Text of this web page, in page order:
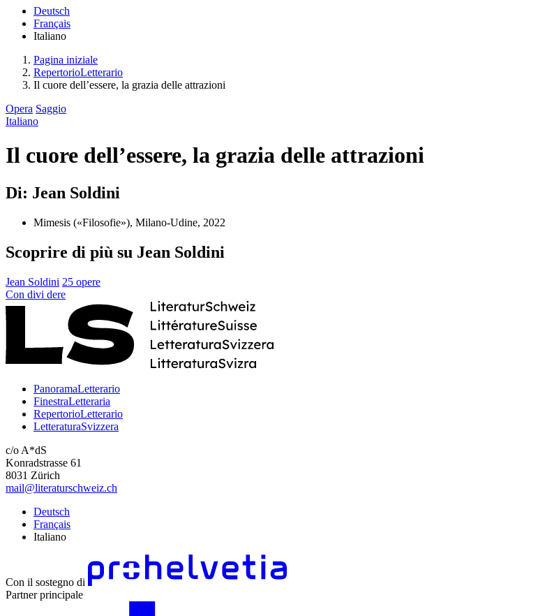
Deutsch
Français
Italiano
Pagina iniziale
RepertorioLetterario
Il cuore dell’essere, la grazia delle attrazioni
Opera Saggio
Italiano
Il cuore dell’essere, la grazia delle attrazioni
Di: Jean Soldini
Mimesis («Filosofie»), Milano-Udine, 2022
Scoprire di più su Jean Soldini
Jean Soldini 25 opere
Con divi dere
PanoramaLetterario
FinestraLetteraria
RepertorioLetterario
LetteraturaSvizzera
c/o A*dS
Konradstrasse 61
8031 Zürich
mail@literaturschweiz.ch
Deutsch
Français
Italiano
Con il sostegno di
Partner principale